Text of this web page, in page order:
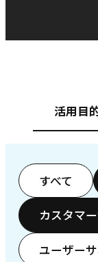
活用目
すべて
カスタマ
ユーザー